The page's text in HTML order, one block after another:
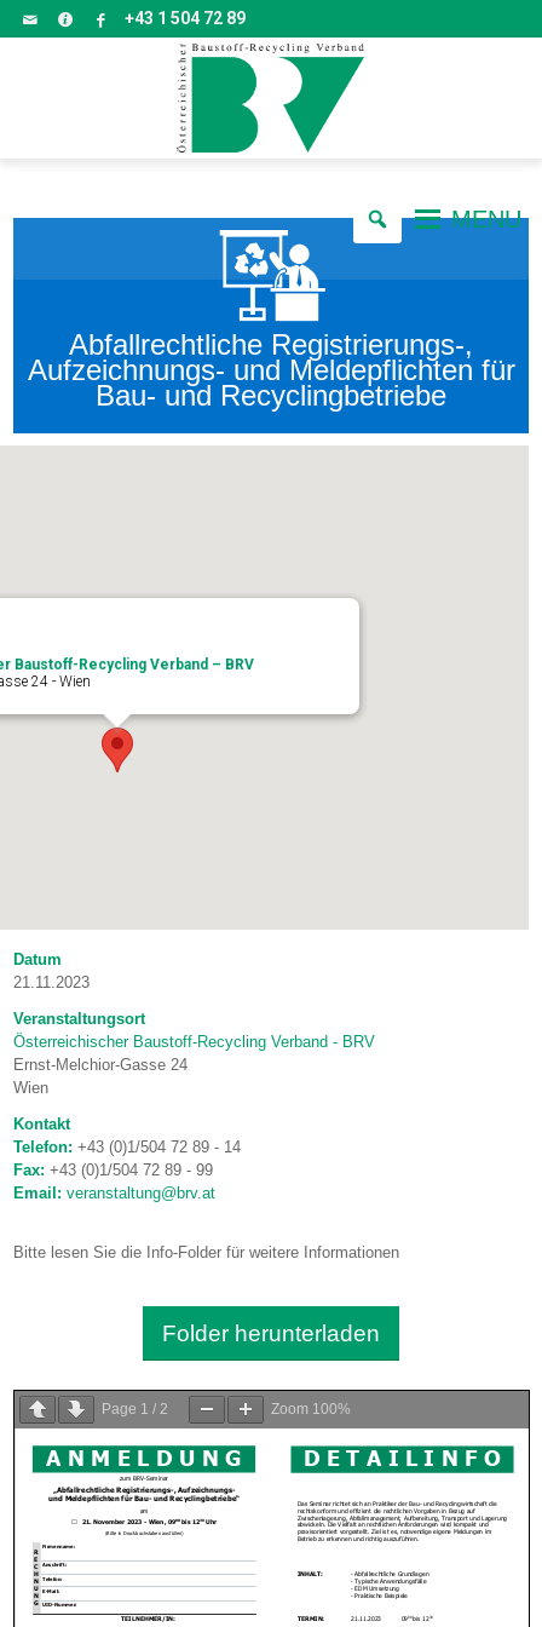
+43 1 504 72 89
MENU
Abfallrechtliche Registrierungs-,
Aufzeichnungs- und Meldepflichten für
Bau- und Recyclingbetriebe
Baustoff-Recycling Verband – BRV
24 - Wien
Datum
21.11.2023
Veranstaltungsort
Österreichischer Baustoff-Recycling Verband - BRV
Ernst-Melchior-Gasse 24
Wien
Kontakt
Telefon:+43 (0)1/504 72 89 - 14
Fax:+43 (0)1/504 72 89 - 99
Email: veranstaltung@brv.at
Bitte lesen Sie die Info-Folder für weitere Informationen
Folder herunterladen
Page 1 /2 Zoom 100%